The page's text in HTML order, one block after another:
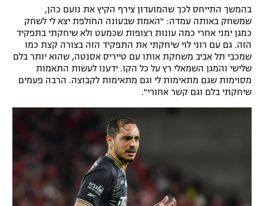
בהמשך התייחס לכך שהמועדון צירף הקיץ את נועם כהן,
שמשחק באותה עמדה: "האמת שבעונה החולפת יצא לי לשחק
כמגן ימני אחרי כמה עונות רצופות שכמעט ולא שיחקתי בתפקיד
הזה. גם עם רוני לוי שיחקתי את התפקיד הזה בצורה קצת כמו
שמכבי תל אביב משחקת אותו עם טייריס אסנטה, שהוא יותר בלם
שלישי והמגן השמאלי רץ על כל הקו. ידענו לעשות התאמות
מסוימות שגם מתאימות לי וגם מתאימות לקבוצה. הרבה פעמים
שיחקתי בלם וגם קשר אחורי".